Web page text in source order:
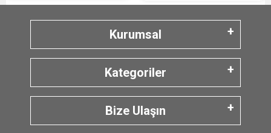
Kurumsal
Kategoriler
Bize Ulaşın